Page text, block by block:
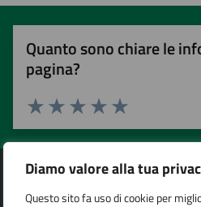
Diamo valore alla tua
Questo sito fa uso di cookie per
Quanto sono chiare le
pagina?
Valuta 5 stelle
Valuta 4 stelle su 5
Valuta 3 stelle su 5
Valuta 2 stelle su 5
Valuta 1 stelle su 5